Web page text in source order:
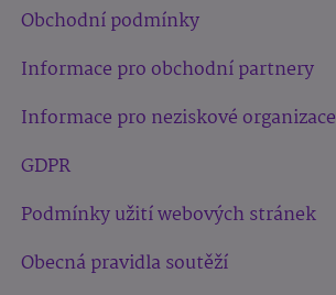
Obchodní podmínky
Informace pro obchodní partnery
Informace pro neziskové organizace
GDPR
Podmínky užití webových stránek
Obecná pravidla soutěží